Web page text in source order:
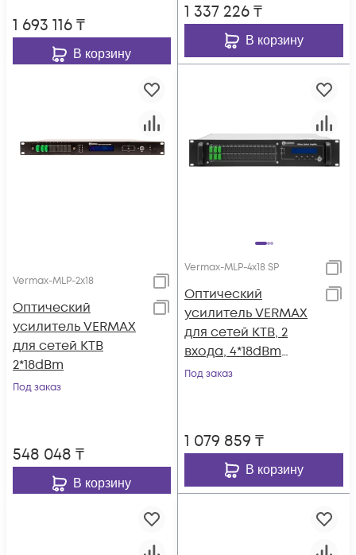
1 693 116₸
В корзину
1 337 226₸
В корзину
Vermax-MLP-2x18
Оптический
усилитель VERMAX
для сетей КТВ
2*18dBm
Под заказ
548 048 ₸
В корзину
Vermax-MLP-4x18 SP
Оптический
усилитель VERMAX
для сетей КТВ, 2
входа, 4*18dBm
выхода, WDM
Под заказ
1 079 859 ₸
В корзину